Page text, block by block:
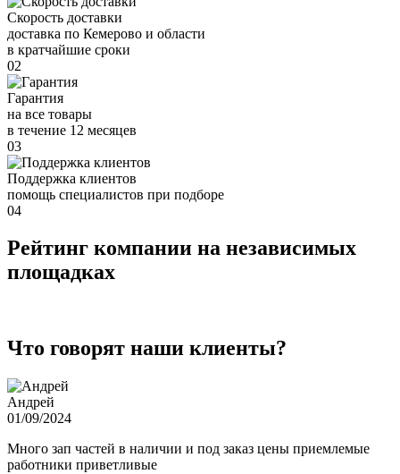
Скорость доставки
доставка по Кемерово и области
в кратчайшие сроки
02
Гарантия
на все товары
в течение 12 месяцев
03
Поддержка клиентов
помощь специалистов при подборе
04
Рейтинг компании на независимых
площадках
Что говорят наши клиенты?
Андрей
01/09/2024
Много зап частей в наличии и под заказ цены приемлемые
работники приветливые